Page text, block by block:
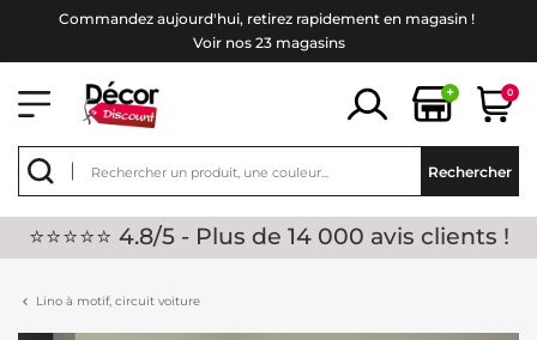
Commandez aujourd'hui, retirez rapidement en magasin !
Voir nos 23 magasins
+ 0
Rechercher
⭐⭐⭐⭐⭐ 4.8/5 - Plus de 14 000 avis clients !
Lino à motif, circuit voiture